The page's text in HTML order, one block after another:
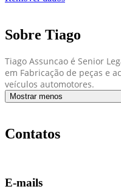
Sobre Tiago
Tiago Assuncao é Senior
em Fabricação de peças e
veículos automotores.
Mostrar menos
Contatos
E-mails